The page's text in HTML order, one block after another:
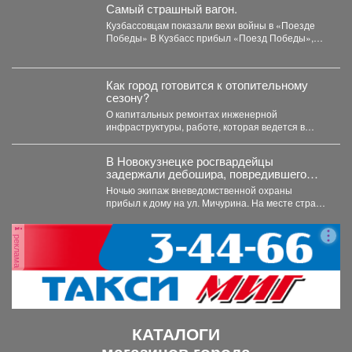
Самый страшный вагон.
Кузбассовцам показали вехи войны в «Поезде
Победы» В Кузбасс прибыл «Поезд Победы»,
Как город готовится к отопительному
сезону?
О капитальных ремонтах инженерной
инфраструктуры, работе, которая ведется в
В Новокузнецке росгвардейцы
задержали дебошира, повредившего
окно и дверь квартиры сожительницы
Ночью экипаж вневедомственной охраны
прибыл к дому на ул. Мичурина. На месте стражи
реклама
КАТАЛОГИ